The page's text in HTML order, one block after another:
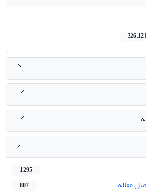
326.12
1,295
مقاله 807